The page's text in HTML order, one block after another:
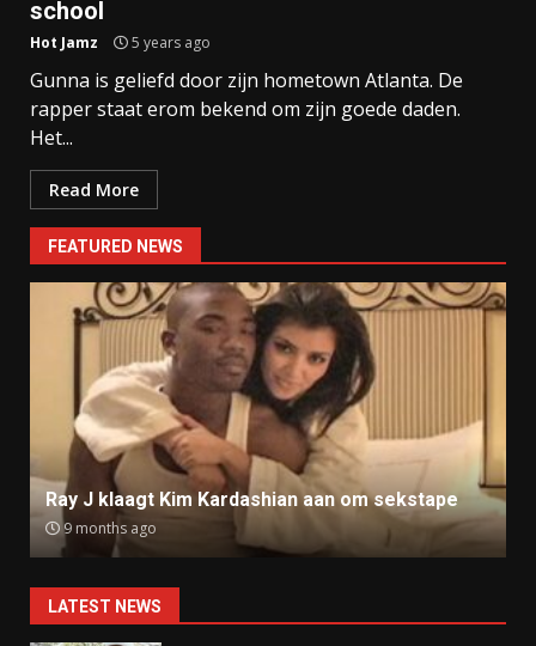
school
Hot Jamz 5 years ago
Gunna is geliefd door zijn hometown Atlanta. De
rapper staat erom bekend om zijn goede daden.
Het...
Read More
FEATURED NEWS
Ray J klaagt Kim Kardashian aan om sekstape
9 months ago
LATEST NEWS